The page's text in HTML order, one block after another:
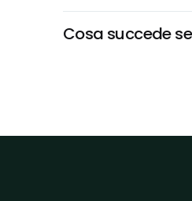
Cosa succede